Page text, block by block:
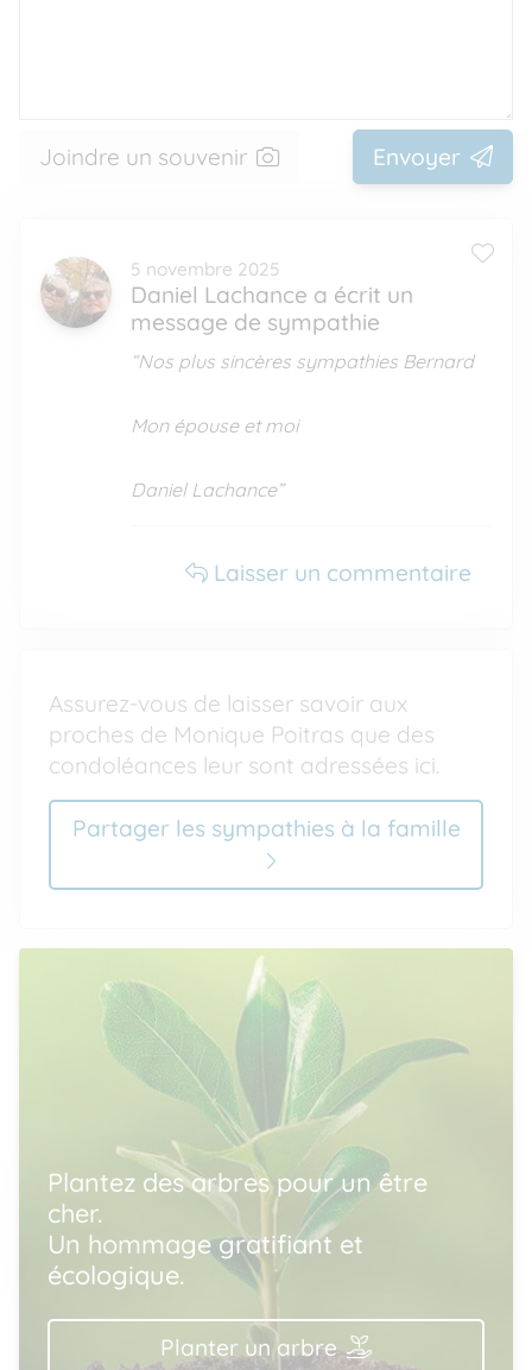
Joindre un souvenir Envoyer
5 novembre 2025
Daniel Lachance a écrit un
message de sympathie
“Nos plus sincères sympathies Bernard
Mon épouse et moi
Daniel Lachance”
Laisser un commentaire
Assurez-vous de laisser savoir aux
proches de Monique Poitras que des
condoléances leur sont adressées ici.
Partager les sympathies à la famille
Plantez des arbres pour un être
cher.
Un hommage gratifiant et
écologique.
Planter un arbre